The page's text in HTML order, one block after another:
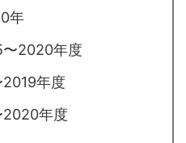
年
2020年度
年度
年度